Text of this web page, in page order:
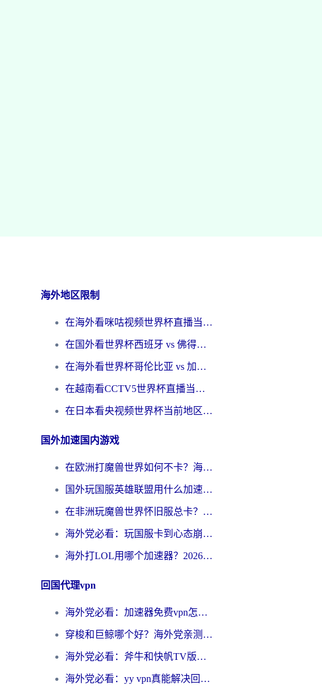
海外地区限制
在海外看咪咕视频世界杯直播当前IP受限制？这篇指南帮你搞定所有体育赛事观看难题
在国外看世界杯西班牙 vs 佛得角无法播放？这篇指南帮你解锁所有中文体育直播
在海外看世界杯哥伦比亚 vs 加纳当前IP受限制？这篇指南帮你流畅看中文解说赛事
在越南看CCTV5世界杯直播当前IP受限制？海外党体育观赛终极指南来了
在日本看央视频世界杯当前地区不可播放？海外党体育观赛终极指南
国外加速国内游戏
在欧洲打魔兽世界如何不卡？海外玩家的国服游戏加速终极攻略
国外玩国服英雄联盟用什么加速器好？海外党亲测有效的国服游戏加速指南
在非洲玩魔兽世界怀旧服总卡？别慌，这份指南帮你丝滑开荒
海外党必看：玩国服卡到心态崩？少女前线云图计划加速器免费推荐+碧蓝航线足球世界流畅攻略
海外打LOL用哪个加速器？2026实用指南：从延迟到设备适配，一篇解决你的国服游戏痛点
回国代理vpn
海外党必看：加速器免费vpn怎么选？3步教你无缝访问国内资源
穿梭和巨鲸哪个好？海外党亲测3款回国加速器，教你避开90%的坑
海外党必看：斧牛和快帆TV版哪个好？3分钟选对回国加速器，无缝刷B站、追热剧
海外党必看：yy vpn真能解决回国访问难题？附云极initap测评+免费方案对比